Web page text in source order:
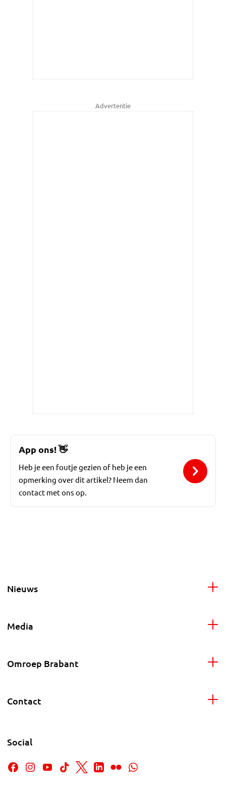
Advertentie
App ons!👋
Heb je een foutje gezien of heb je een
opmerking over dit artikel? Neem dan
contact met ons op.
Nieuws
Media
Omroep Brabant
Contact
Social